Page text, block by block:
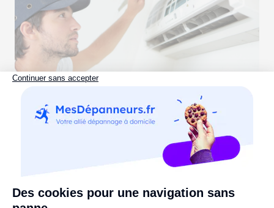
Mise en service climatisation : prix &
étapes réalisées par le pro